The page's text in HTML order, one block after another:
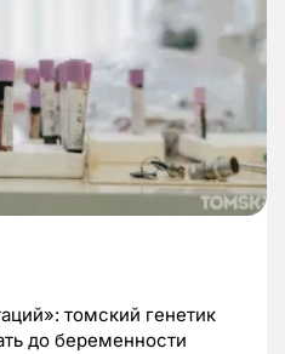
томский генетик
до беременности